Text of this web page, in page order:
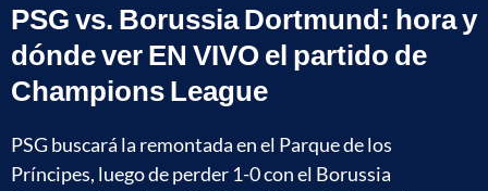
PSG vs. Borussia Dortmund: hora y
dónde ver EN VIVO el partido de
Champions League
PSG buscará la remontada en el Parque de los
Príncipes, luego de perder 1-0 con el Borussia